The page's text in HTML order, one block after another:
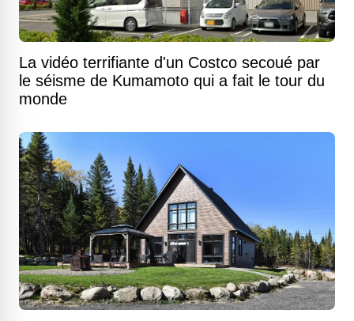
La vidéo terrifiante d'un Costco secoué par
le séisme de Kumamoto qui a fait le tour du
monde